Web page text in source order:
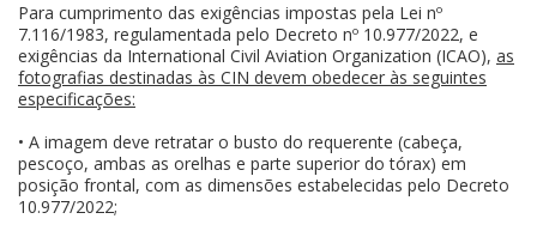
Para cumprimento das exigências impostas pela Lei nº
7.116/1983, regulamentada pelo Decreto nº 10.977/2022, e
exigências da International Civil Aviation Organization (ICAO), as
fotografias destinadas às CIN devem obedecer às seguintes
especificações:
• A imagem deve retratar o busto do requerente (cabeça,
pescoço, ambas as orelhas e parte superior do tórax) em
posição frontal, com as dimensões estabelecidas pelo Decreto
10.977/2022;